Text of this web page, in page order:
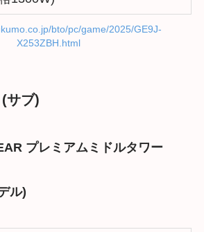
bto/pc/game/2025/GE9J-
X253ZBH.html
サブ)
プレミアムミドルタワー
ル)